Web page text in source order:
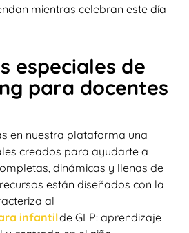
mientras celebran este día
especiales de
para docentes
en nuestra plataforma una
creados para ayudarte a
dinámicas y llenas de
están diseñados con la
al
infantilde GLP: aprendizaje